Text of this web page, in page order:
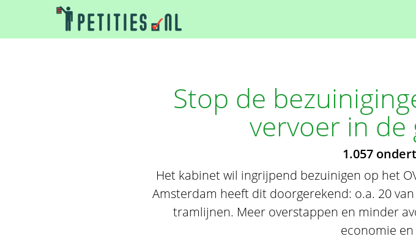
Stop de
vervoer in
1.057
Het kabinet wil ingrijpend bezuinigen op het
Amsterdam heeft dit doorgerekend: o.a. 20
tramlijnen. Meer overstappen en minder
economie